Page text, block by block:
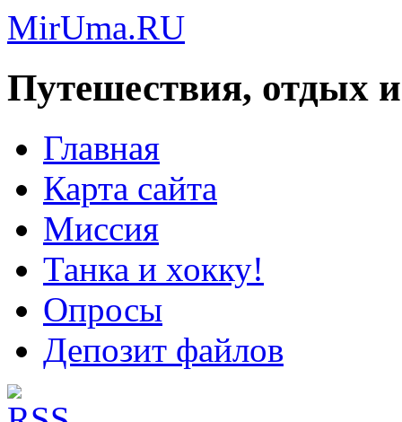
MirUma.RU
Путешествия, отдых
Главная
Карта сайта
Миссия
Танка и хокку!
Опросы
Депозит файлов